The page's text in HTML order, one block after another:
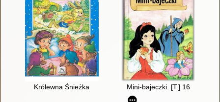
Królewna Śnieżka Mini-bajeczki. [T.] 16